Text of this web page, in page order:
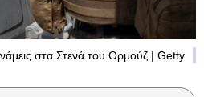
στα Στενά του Ορμούζ | Getty